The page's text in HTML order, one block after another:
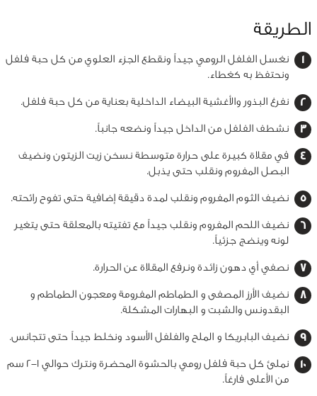
الطريقة
نغسل الفلفل الرومي جيداً ونقطع الجزء العلوي من كل حبة فلفل
ونحتفظ به كغطاء.
نفرغ البذور والأغشية البيضاء الداخلية بعناية من كل حبة فلفل.
نشطف الفلفل من الداخل جيداً ونضعه جانباً.
في مقلاة كبيرة على حرارة متوسطة نسخن زيت الزيتون ونضيف
البصل المفروم ونقلب حتى يذبل.
نضيف الثوم المفروم ونقلب لمدة دقيقة إضافية حتى تفوح رائحته.
نضيف اللحم المفروم ونقلب جيداً مع تفتيته بالمعلقة حتى يتغير
لونه وينضج جزئياً.
نصفي أي دهون زائدة ونرفع المقلاة عن الحرارة.
نضيف الأرز المصفى و الطماطم المفرومة ومعجون الطماطم و
البقدونس والشبت و البهارات المشكلة.
نضيف البابريكا و الملح والفلفل الأسود ونخلط جيداً حتى تتجانس.
نملئ كل حبة فلفل رومي بالحشوة المحضرة ونترك حوالي 1-2 سم
من الأعلى فارغاً.